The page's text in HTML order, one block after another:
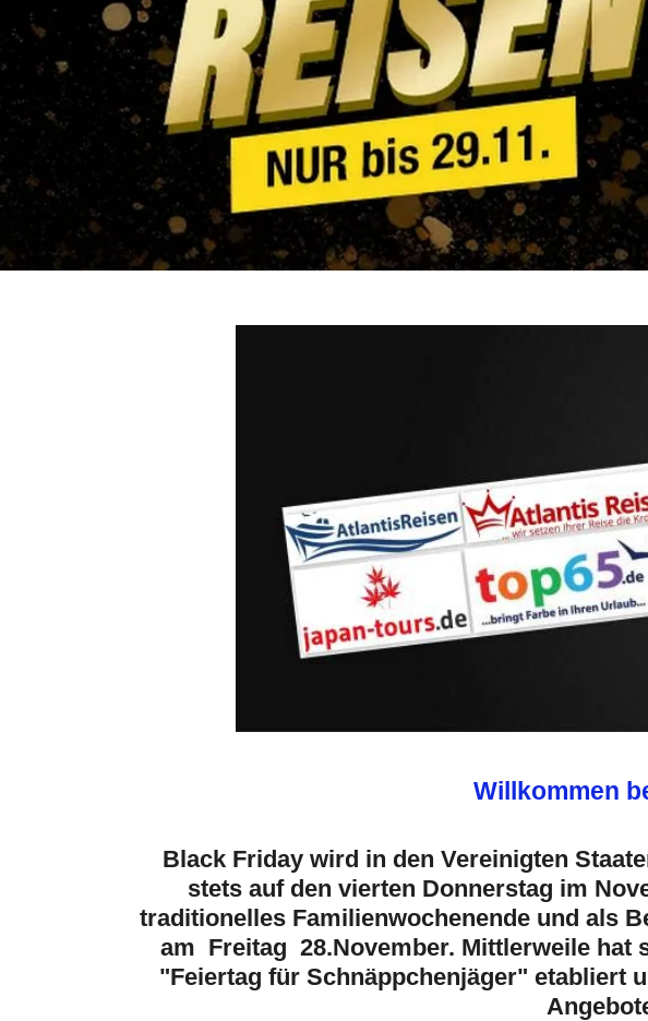
Willkommen
Black Friday wird in den Vereinigten
stets auf den vierten Donnerstag im
traditionelles Familienwochenende und als
am Freitag 28.November. Mittlerweile hat
"Feiertag für Schnäppchenjäger" etabliert